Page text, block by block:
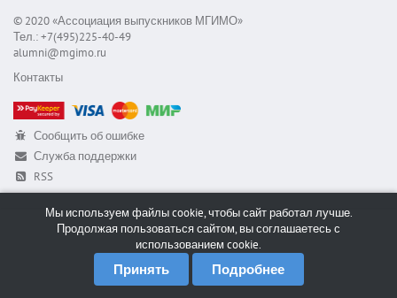
© 2020 «Ассоциация выпускников МГИМО»
Тел.: +7(495)225-40-49
alumni@mgimo.ru
Контакты
Сообщить об ошибке
Служба поддержки
RSS
Мы используем файлы cookie, чтобы сайт работал лучше.
Продолжая пользоваться сайтом, вы соглашаетесь с
использованием cookie.
Принять Подробнее